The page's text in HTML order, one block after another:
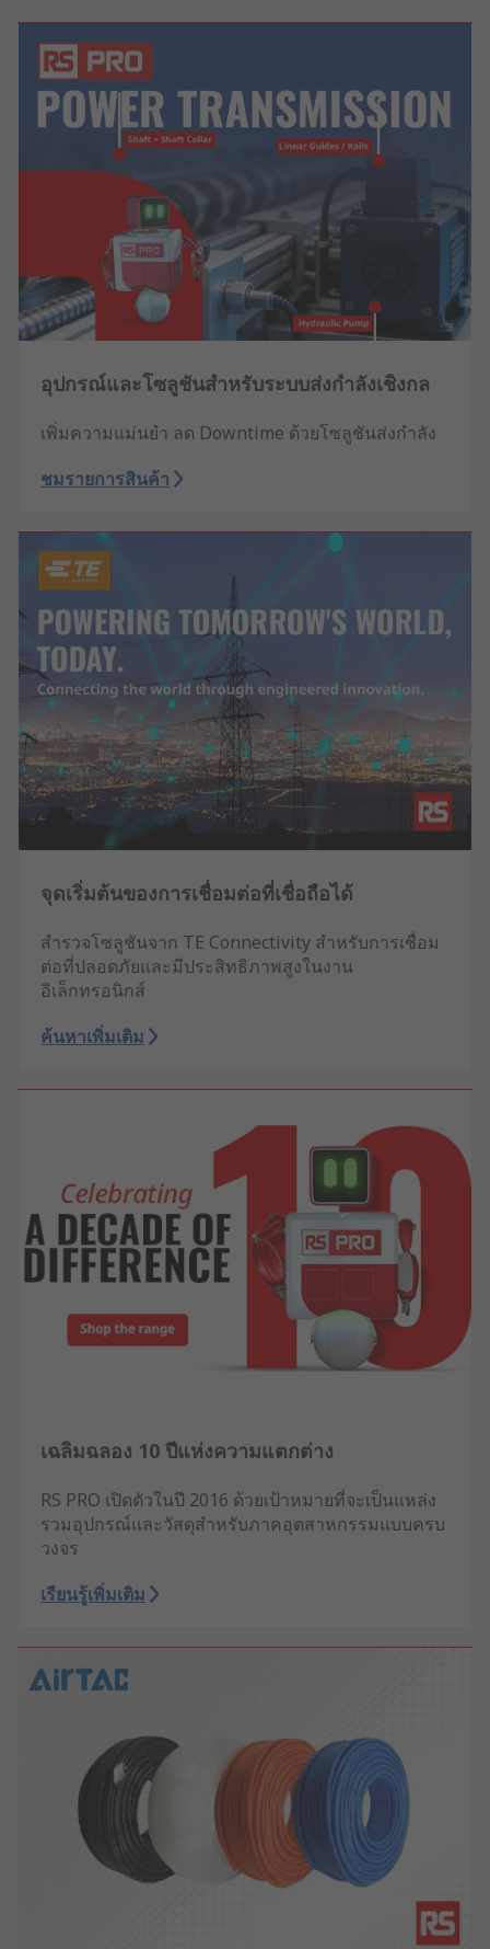
อุปกรณ์และโซลูชันสำหรับระบบส่งกำลังเชิงกล
เพิ่มความแม่นยำ ลด Downtime ด้วยโซลูชันส่งกำลัง
ชมรายการสินค้า
จุดเริ่มต้นของการเชื่อมต่อที่เชื่อถือได้
สำรวจโซลูชันจาก TE Connectivity สำหรับการเชื่อม
ต่อที่ปลอดภัยและมีประสิทธิภาพสูงในงาน
อิเล็กทรอนิกส์
ค้นหาเพิ่มเติม
เฉลิมฉลอง 10 ปีแห่งความแตกต่าง
RS PRO เปิดตัวในปี 2016 ด้วยเป้าหมายที่จะเป็นแหล่ง
รวมอุปกรณ์และวัสดุสำหรับภาคอุตสาหกรรมแบบครบ
วงจร
เรียนรู้เพิ่มเติม